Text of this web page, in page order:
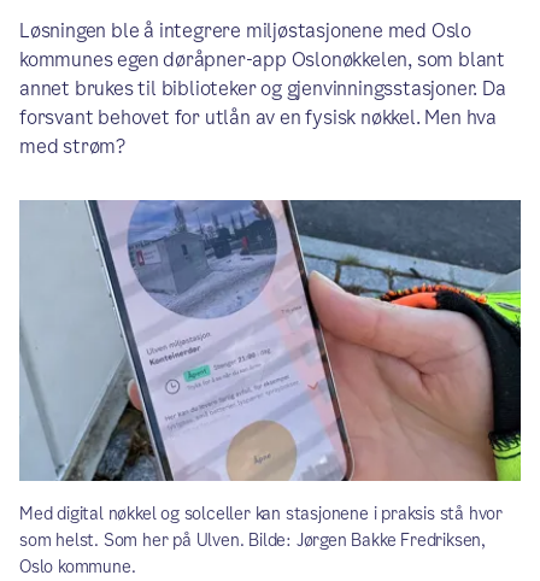
Løsningen ble å integrere miljøstasjonene med Oslo
kommunes egen døråpner-app Oslonøkkelen, som blant
annet brukes til biblioteker og gjenvinningsstasjoner. Da
forsvant behovet for utlån av en fysisk nøkkel. Men hva
med strøm?
Med digital nøkkel og solceller kan stasjonene i praksis stå hvor
som helst. Som her på Ulven. Bilde: Jørgen Bakke Fredriksen,
Oslo kommune.